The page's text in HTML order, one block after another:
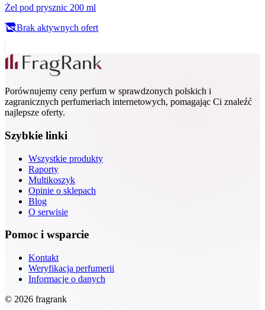
Żel pod prysznic 200 ml
Brak aktywnych ofert
Porównujemy ceny perfum w sprawdzonych polskich i
zagranicznych perfumeriach internetowych, pomagając Ci znaleźć
najlepsze oferty.
Szybkie linki
Wszystkie produkty
Raporty
Multikoszyk
Opinie o sklepach
Blog
O serwisie
Pomoc i wsparcie
Kontakt
Weryfikacja perfumerii
Informacje o danych
© 2026 fragrank